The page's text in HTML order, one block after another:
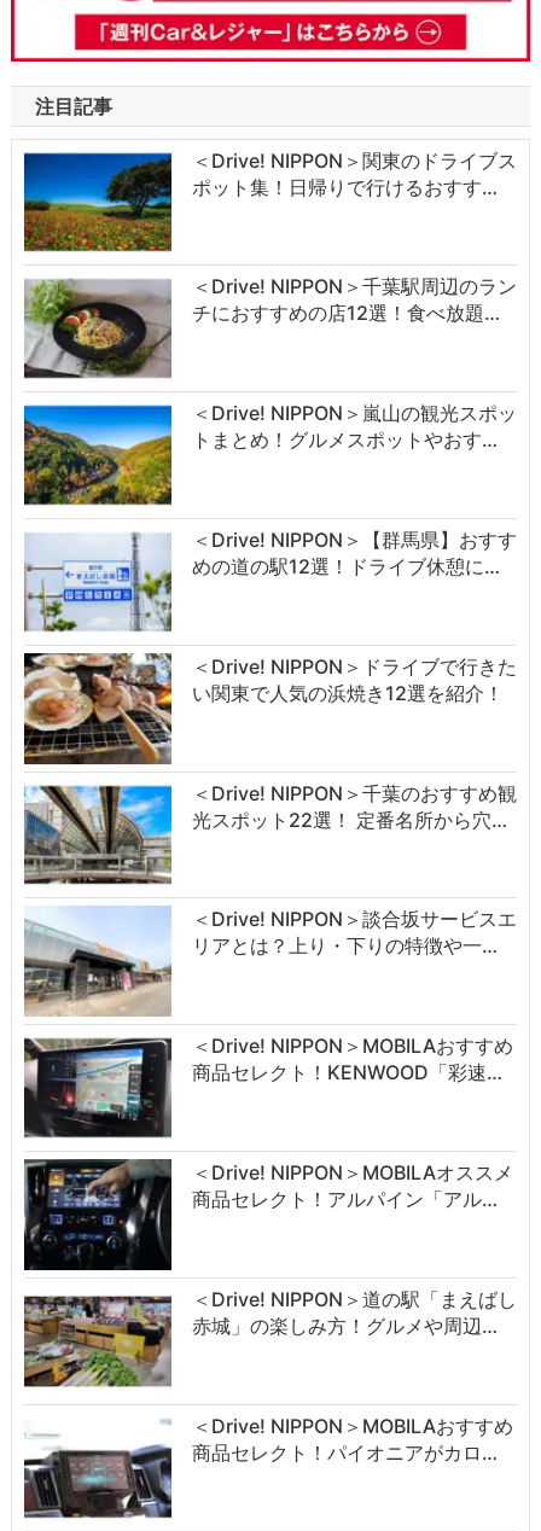
注目記事
＜Drive! NIPPON＞関東のドライブス
ポット集！日帰りで行けるおすす…
＜Drive! NIPPON＞千葉駅周辺のラン
チにおすすめの店12選！食べ放題…
＜Drive! NIPPON＞嵐山の観光スポッ
トまとめ！グルメスポットやおす…
＜Drive! NIPPON＞【群馬県】おすす
めの道の駅12選！ドライブ休憩に…
＜Drive! NIPPON＞ドライブで行きた
い関東で人気の浜焼き12選を紹介！
＜Drive! NIPPON＞千葉のおすすめ観
光スポット22選！ 定番名所から穴…
＜Drive! NIPPON＞談合坂サービスエ
リアとは？上り・下りの特徴や一…
＜Drive! NIPPON＞MOBILAおすすめ
商品セレクト！KENWOOD「彩速…
＜Drive! NIPPON＞MOBILAオススメ
商品セレクト！アルパイン「アル…
＜Drive! NIPPON＞道の駅「まえばし
赤城」の楽しみ方！グルメや周辺…
＜Drive! NIPPON＞MOBILAおすすめ
商品セレクト！パイオニアがカロ…